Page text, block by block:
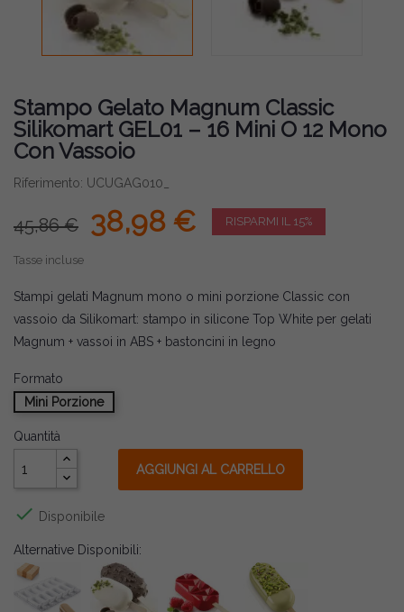
Stampo Gelato Magnum Classic
Silikomart GEL01 – 16 Mini O 12 Mono
Con Vassoio
Riferimento: UCUGAG010_
45,86 € 38,98 € RISPARMI IL 15%
Tasse incluse
Stampi gelati Magnum mono o mini porzione Classic con
vassoio da Silikomart: stampo in silicone Top White per gelati
Magnum + vassoi in ABS + bastoncini in legno
Formato
Mini Porzione
Quantità
AGGIUNGI AL CARRELLO
 Disponibile
Alternative Disponibili: